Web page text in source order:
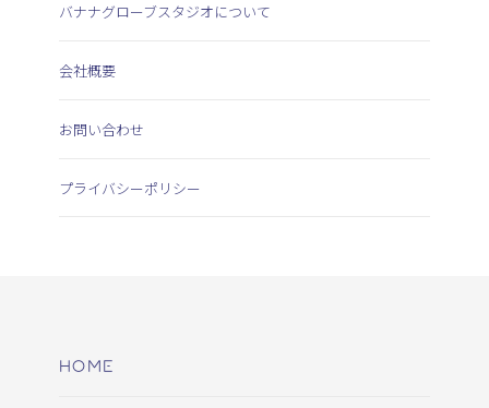
バナナグローブスタジオについて
会社概要
お問い合わせ
プライバシーポリシー
HOME